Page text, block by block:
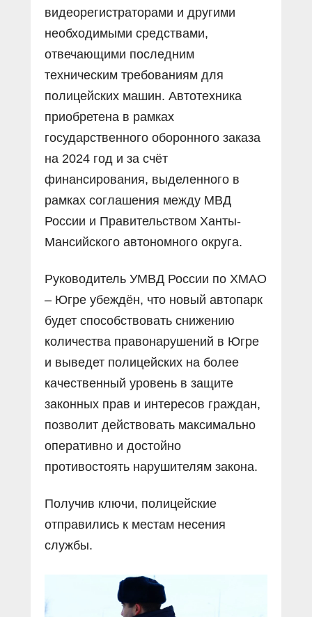
видеорегистраторами и другими
необходимыми средствами,
отвечающими последним
техническим требованиям для
полицейских машин. Автотехника
приобретена в рамках
государственного оборонного заказа
на 2024 год и за счёт
финансирования, выделенного в
рамках соглашения между МВД
России и Правительством Ханты-
Мансийского автономного округа.
Руководитель УМВД России по ХМАО
– Югре убеждён, что новый автопарк
будет способствовать снижению
количества правонарушений в Югре
и выведет полицейских на более
качественный уровень в защите
законных прав и интересов граждан,
позволит действовать максимально
оперативно и достойно
противостоять нарушителям закона.
Получив ключи, полицейские
отправились к местам несения
службы.